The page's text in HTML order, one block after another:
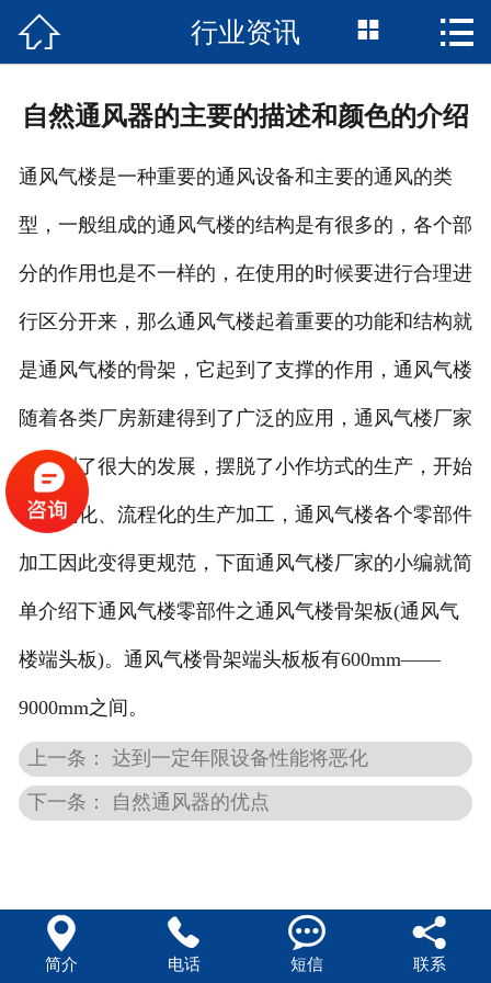
网站首页
联系我们
 行业资讯  
自然通风器的主要的描述和颜色的介绍
通风气楼是一种重要的通风设备和主要的通风的类
型，一般组成的通风气楼的结构是有很多的，各个部
分的作用也是不一样的，在使用的时候要进行合理进
行区分开来，那么通风气楼起着重要的功能和结构就
是通风气楼的骨架，它起到了支撑的作用，通风气楼
随着各类厂房新建得到了广泛的应用，通风气楼厂家
也得到了很大的发展，摆脱了小作坊式的生产，开始
了规范化、流程化的生产加工，通风气楼各个零部件
加工因此变得更规范，下面通风气楼厂家的小编就简
单介绍下通风气楼零部件之通风气楼骨架板(通风气
楼端头板)。通风气楼骨架端头板板有600mm——
9000mm之间。
上一条： 达到一定年限设备性能将恶化
下一条： 自然通风器的优点

简介

电话

短信

联系